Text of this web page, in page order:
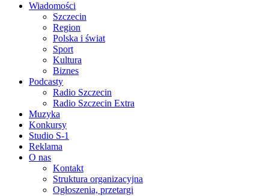
Wiadomości
Szczecin
Region
Polska i świat
Sport
Kultura
Biznes
Podcasty
Radio Szczecin
Radio Szczecin Extra
Muzyka
Konkursy
Studio S-1
Reklama
O nas
Kontakt
Struktura organizacyjna
Ogłoszenia, przetargi